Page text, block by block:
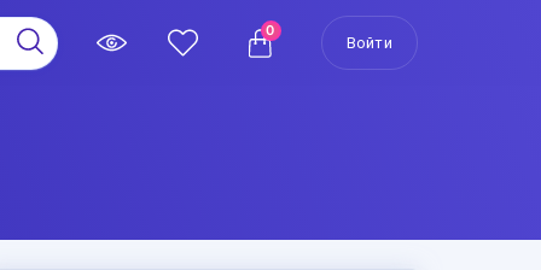
0
Войти